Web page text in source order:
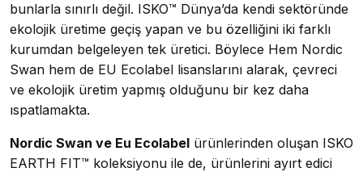
bunlarla sınırlı değil. ISKO™ Dünya’da kendi sektöründe
ekolojik üretime geçiş yapan ve bu özelliğini iki farklı
kurumdan belgeleyen tek üretici. Böylece Hem Nordic
Swan hem de EU Ecolabel lisanslarını alarak, çevreci
ve ekolojik üretim yapmış olduğunu bir kez daha
ıspatlamakta.
Nordic Swan ve Eu Ecolabel ürünlerinden oluşan ISKO
EARTH FIT™ koleksiyonu ile de, ürünlerini ayırt edici